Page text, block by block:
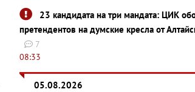
23 кандидата на три мандата: ЦИК
претендентов на думские кресла от
7
08:33
05.08.2026